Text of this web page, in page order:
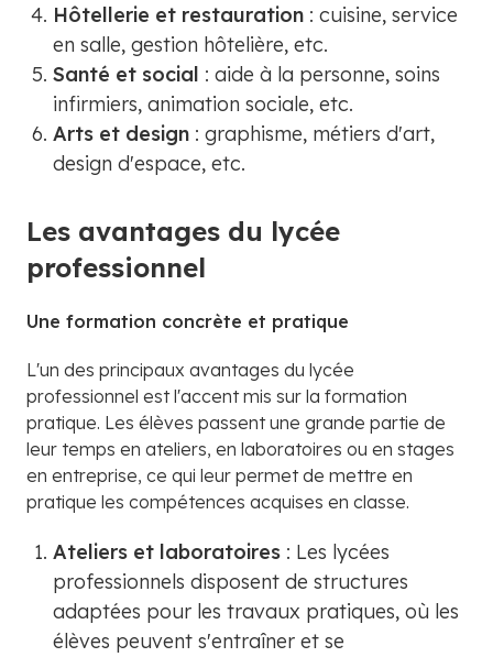
Hôtellerie et restauration : cuisine, service
en salle, gestion hôtelière, etc.
Santé et social : aide à la personne, soins
infirmiers, animation sociale, etc.
Arts et design : graphisme, métiers d'art,
design d'espace, etc.
Les avantages du lycée
professionnel
Une formation concrète et pratique
L'un des principaux avantages du lycée
professionnel est l'accent mis sur la formation
pratique. Les élèves passent une grande partie de
leur temps en ateliers, en laboratoires ou en stages
en entreprise, ce qui leur permet de mettre en
pratique les compétences acquises en classe.
Ateliers et laboratoires : Les lycées
professionnels disposent de structures
adaptées pour les travaux pratiques, où les
élèves peuvent s'entraîner et se